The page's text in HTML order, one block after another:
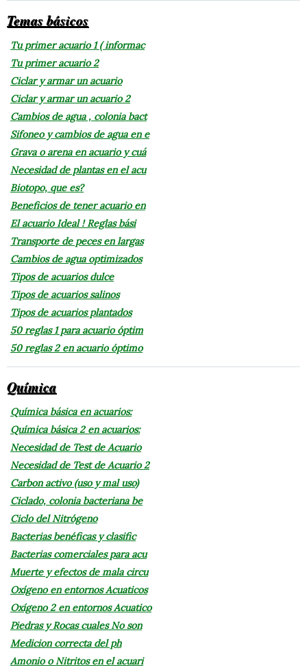
Temas básicos
Tu primer acuario 1 ( informac
Tu primer acuario 2
Ciclar y armar un acuario
Ciclar y armar un acuario 2
Cambios de agua , colonia bact
Sifoneo y cambios de agua en e
Grava o arena en acuario y cuá
Necesidad de plantas en el acu
Biotopo, que es?
Beneficios de tener acuario en
El acuario Ideal ! Reglas bási
Transporte de peces en largas
Cambios de agua optimizados
Tipos de acuarios dulce
Tipos de acuarios salinos
Tipos de acuarios plantados
50 reglas 1 para acuario óptim
50 reglas 2 en acuario óptimo
Química
Química básica en acuarios:
Química básica 2 en acuarios:
Necesidad de Test de Acuario
Necesidad de Test de Acuario 2
Carbon activo (uso y mal uso)
Ciclado, colonia bacteriana be
Ciclo del Nitrógeno
Bacterias benéficas y clasific
Bacterias comerciales para acu
Muerte y efectos de mala circu
Oxígeno en entornos Acuaticos
Oxígeno 2 en entornos Acuatico
Piedras y Rocas cuales No son
Medicion correcta del ph
Amonio o Nitritos en el acuari